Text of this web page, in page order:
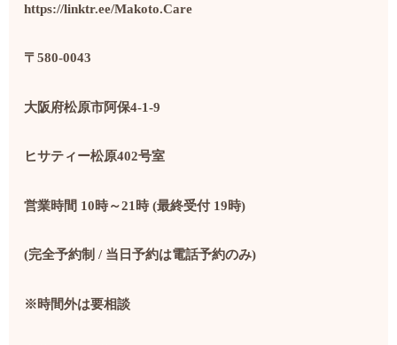
https://linktr.ee/Makoto.Care
〒580-0043
大阪府松原市阿保4-1-9
ヒサティー松原402号室
営業時間 10時～21 時 (最終受付19時)
(完全予約制 / 当日予約は電話予約のみ)
※時間外は要相談